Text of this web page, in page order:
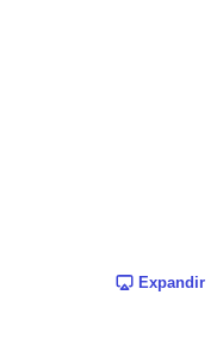
Expandir